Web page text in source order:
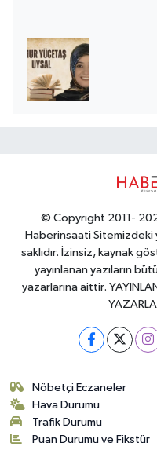
© Copyright 2011-
Haberinsaati Sitemizdeki
saklıdır. İzinsiz, kaynak
yayınlanan yazıların
yazarlarına aittir.
Nöbetçi Eczaneler
Hava Durumu
Trafik Durumu
Puan Durumu ve Fikstür